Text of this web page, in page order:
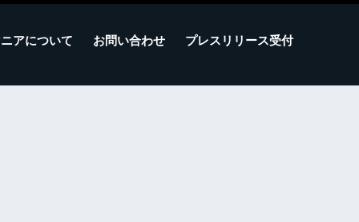
アについて お問い合わせ プレスリリース受付